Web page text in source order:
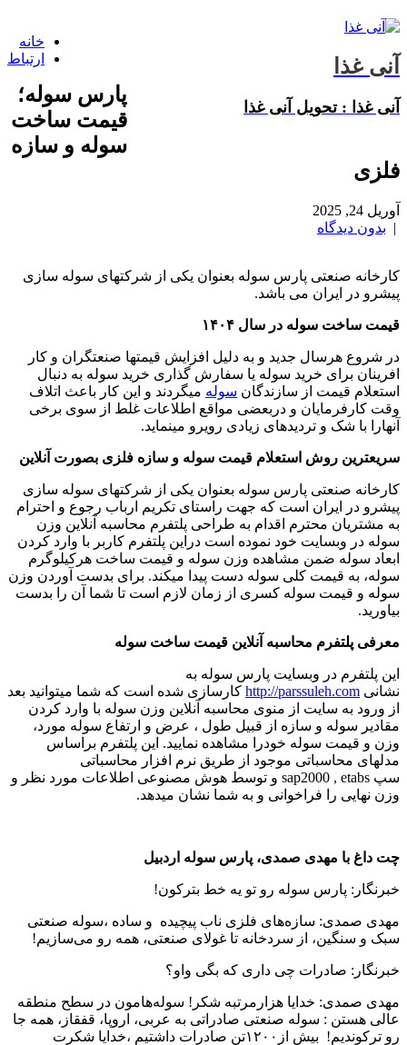
آنی غذا
آنی غذا : تحویل آنی غذا
خانه
ارتباط
پارس سوله؛
قیمت ساخت
سوله و سازه
فلزی
آوریل 24, 2025
| بدون دیدگاه
کارخانه صنعتی پارس سوله بعنوان یکی از شرکتهای سوله سازی
پیشرو در ایران می باشد.
قیمت ساخت سوله در سال ۱۴۰۴
در شروع هرسال جدید و به دلیل افزایش قیمتها صنعتگران و کار
افرینان برای خرید سوله یا سفارش گذاری خرید سوله به دنبال
استعلام قیمت از سازندگان سوله میگردند و این کار باعث اتلاف
وقت کارفرمایان و دربعضی مواقع اطلاعات غلط از سوی برخی
آنهارا با شک و تردیدهای زیادی رویرو مینماید.
سریعترین روش استعلام قیمت سوله و سازه فلزی بصورت آنلاین
کارخانه صنعتی پارس سوله بعنوان یکی از شرکتهای سوله سازی
پیشرو در ایران است که جهت راستای تکریم ارباب رجوع و احترام
به مشتریان محترم اقدام به طراحی پلتفرم محاسبه آنلاین وزن
سوله در وبسایت خود نموده است دراین پلتفرم کاربر با وارد کردن
ابعاد سوله ضمن مشاهده وزن سوله و قیمت ساخت هرکیلوگرم
سوله، به قیمت کلی سوله دست پیدا میکند. برای بدست آوردن وزن
سوله و قیمت سوله کسری از زمان لازم است تا شما آن را بدست
بیاورید.
معرفی پلتفرم محاسبه آنلاین قیمت ساخت سوله
این پلتفرم در وبسایت پارس سوله به
نشانی http://parssuleh.com کارسازی شده است که شما میتوانید بعد
از ورود به سایت از منوی محاسبه آنلاین وزن سوله با وارد کردن
مقادیر سوله و سازه از قبیل طول ، عرض و ارتفاع سوله مورد،
وزن و قیمت سوله خودرا مشاهده نمایید. این پلتفرم براساس
مدلهای محاسباتی موجود از طریق نرم افزار محاسباتی
سپ sap2000 , etabs و توسط هوش مصنوعی اطلاعات مورد نظر و
وزن نهایی را فراخوانی و به شما نشان میدهد.
چت داغ با مهدی صمدی، پارس سوله اردبیل
خبرنگار: پارس سوله رو تو یه خط بترکون!
مهدی صمدی: سازه‌های فلزی ناب پیچیده و ساده ،سوله صنعتی
سبک و سنگین، از سردخانه تا غولای صنعتی، همه رو می‌سازیم!
خبرنگار: صادرات چی داری که بگی واو؟
مهدی صمدی: خدایا هزارمرتبه شکر! سوله‌هامون در سطح منطقه
عالی هستن : سوله صنعتی صادراتی به عربی، اروپا، قفقاز، همه جا
رو ترکوندیم! بیش از۱۲۰۰تن صادرات داشتیم ،خدایا شکرت